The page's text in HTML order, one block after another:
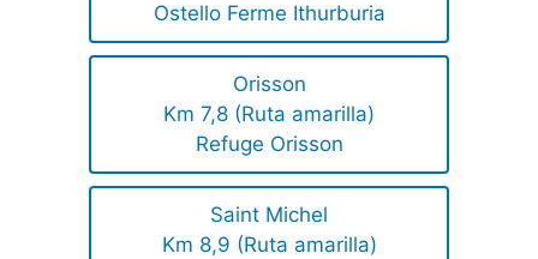
Ostello Ferme Ithurburia
Orisson
Km 7,8 (Ruta amarilla)
Refuge Orisson
Saint Michel
Km 8,9 (Ruta amarilla)